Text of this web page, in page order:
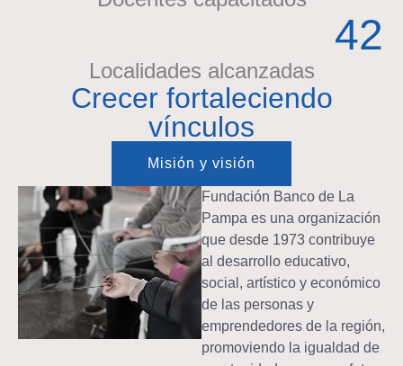
42
Localidades alcanzadas
Crecer fortaleciendo
vínculos
Misión y visión
Fundación Banco de La
Pampa es una organización
que desde 1973 contribuye
al desarrollo educativo,
social, artístico y económico
de las personas y
emprendedores de la región,
promoviendo la igualdad de